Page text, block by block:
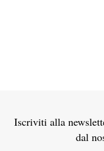
Iscriviti alla
dal